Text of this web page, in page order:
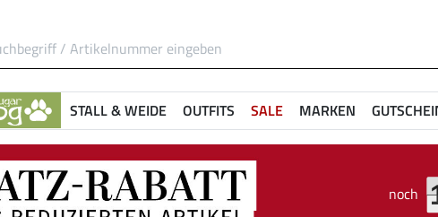
STALL & WEIDE OUTFITS SALE MARKEN
noch